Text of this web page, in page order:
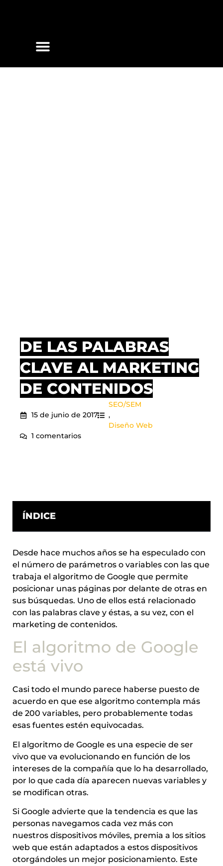
DE LAS PALABRAS
CLAVE AL MARKETING
DE CONTENIDOS
15 de junio de 2017
SEO/SEM
,
Diseño Web
1 comentarios
ÍNDICE
Desde hace muchos años se ha especulado con
el número de parámetros o variables con las que
trabaja el algoritmo de Google que permite
posicionar unas páginas por delante de otras en
sus búsquedas. Uno de ellos está relacionado
con las palabras clave y éstas, a su vez, con el
marketing de contenidos.
El algoritmo de Google
está vivo
Casi todo el mundo parece haberse puesto de
acuerdo en que ese algoritmo contempla más
de 200 variables, pero probablemente todas
esas fuentes estén equivocadas.
El algoritmo de Google es una especie de ser
vivo que va evolucionando en función de los
intereses de la compañía que lo ha desarrollado,
por lo que cada día aparecen nuevas variables y
se modifican otras.
Si Google advierte que la tendencia es que las
personas navegamos cada vez más con
nuestros dispositivos móviles, premia a los sitios
web que están adaptados a estos dispositivos
otorgándoles un mejor posicionamiento. Este